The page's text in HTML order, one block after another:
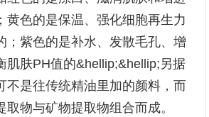
黄色的是保温、强化细胞再生力
；紫色的是补水、发散毛孔、增
肌肤PH值的&hellip;&hellip;另据
不是往传统精油里加的颜料，而
取物与矿物提取物组合而成。